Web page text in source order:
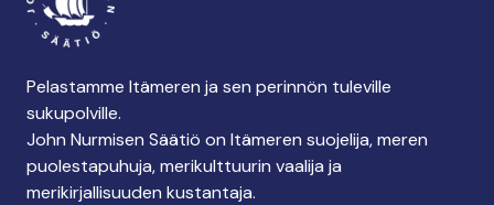
Pelastamme Itämeren ja sen perinnön tuleville
sukupolville.
John Nurmisen Säätiö on Itämeren suojelija, meren
puolestapuhuja, merikulttuurin vaalija ja
merikirjallisuuden kustantaja.